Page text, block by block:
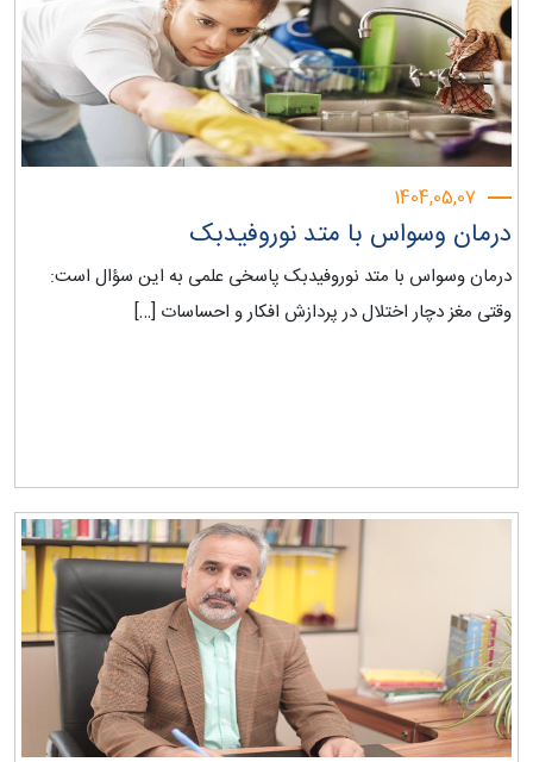
1404,05,07
درمان وسواس با متد نوروفیدبک‎
درمان وسواس با متد نوروفیدبک پاسخی علمی به این سؤال است:
وقتی مغز دچار اختلال در پردازش افکار و احساسات […]